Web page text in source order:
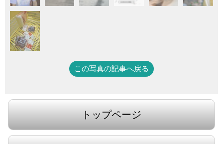
この写真の記事へ戻る
トップページ